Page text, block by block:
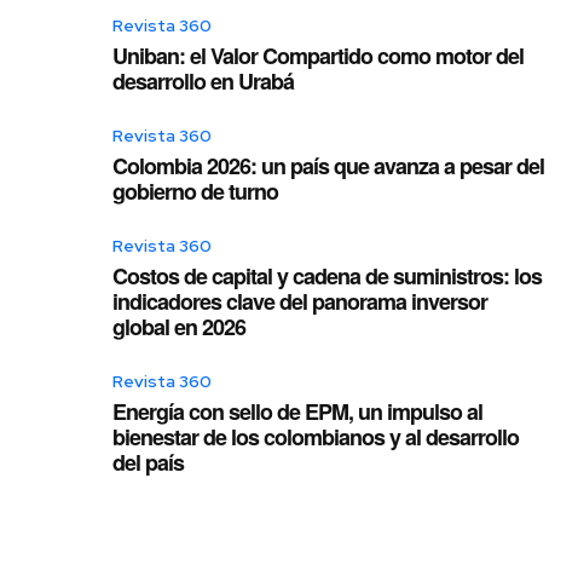
Revista 360
Uniban: el Valor Compartido como motor del
desarrollo en Urabá
Revista 360
Colombia 2026: un país que avanza a pesar del
gobierno de turno
Revista 360
Costos de capital y cadena de suministros: los
indicadores clave del panorama inversor
global en 2026
Revista 360
Energía con sello de EPM, un impulso al
bienestar de los colombianos y al desarrollo
del país